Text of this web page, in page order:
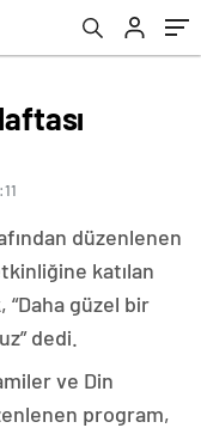
düzenlenen
katılan
“Daha güzel bir
dedi.
ve Din
program,